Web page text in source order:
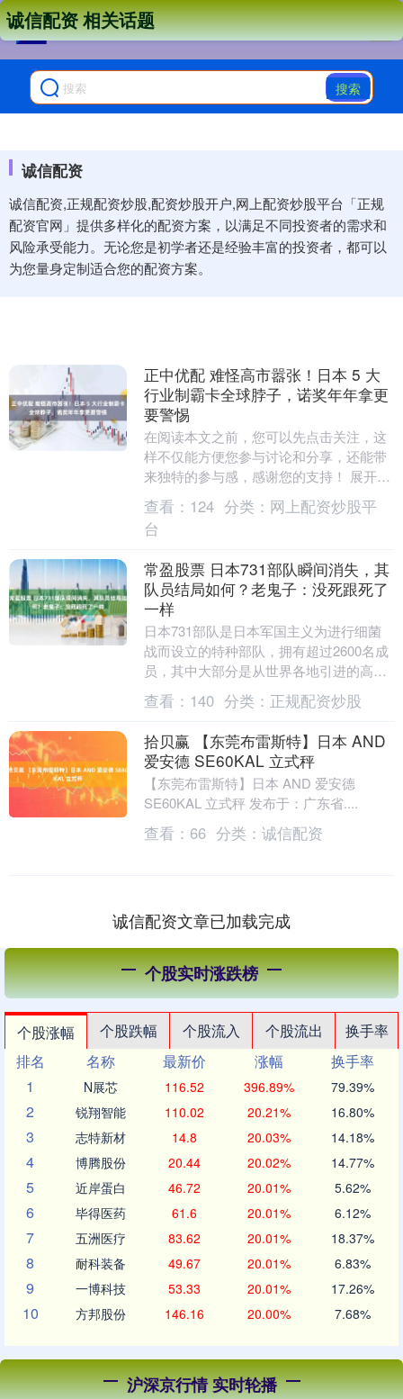
搜索
诚信配资
诚信配资,正规配资炒股,配资炒股开户,网上配资炒股平台「正规
配资官网」提供多样化的配资方案，以满足不同投资者的需求和
风险承受能力。无论您是初学者还是经验丰富的投资者，都可以
为您量身定制适合您的配资方案。
诚信配资 相关话题
正中优配 难怪高市嚣张！日本 5 大
行业制霸卡全球脖子，诺奖年年拿更
要警惕
在阅读本文之前，您可以先点击关注，这
样不仅能方便您参与讨论和分享，还能带
来独特的参与感，感谢您的支持！ 展开剩
余70% **结语** 日本在多个关键行业的技
术优....
查看： 124 分类： 网上配资炒股平
台
常盈股票 日本731部队瞬间消失，其
队员结局如何？老鬼子：没死跟死了
一样
日本731部队是日本军国主义为进行细菌
战而设立的特种部队，拥有超过2600名成
员，其中大部分是从世界各地引进的高级
医学专家。然而，这支部队的所作所为却
令人发指，....
查看： 140 分类： 正规配资炒股
拾贝赢 【东莞布雷斯特】日本 AND
爱安德 SE60KAL 立式秤
【东莞布雷斯特】日本 AND 爱安德
SE60KAL 立式秤 发布于：广东省....
查看： 66 分类： 诚信配资
诚信配资文章已加载完成
个股实时涨跌榜
个股涨幅 个股跌幅 个股流入 个股流出
换手率
排名
名称 最新价 涨幅
换手率
1
N展芯 116.52 396.89% 79.39%
2 锐翔智能 110.02 20.21% 16.80%
3 志特新材 14.8 20.03% 14.18%
4 博腾股份 20.44 20.02% 14.77%
5 近岸蛋白 46.72 20.01% 5.62%
6 毕得医药 61.6 20.01% 6.12%
7 五洲医疗 83.62 20.01% 18.37%
8 耐科装备 49.67 20.01% 6.83%
9 一博科技 53.33 20.01% 17.26%
10 方邦股份 146.16 20.00% 7.68%
沪深京行情 实时轮播